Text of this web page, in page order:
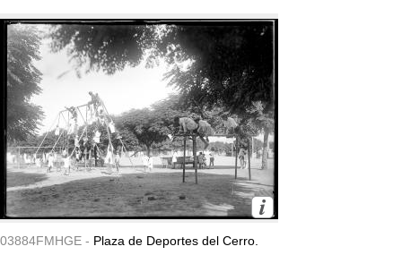
03884FMHGE - Plaza de Deportes del Cerro.